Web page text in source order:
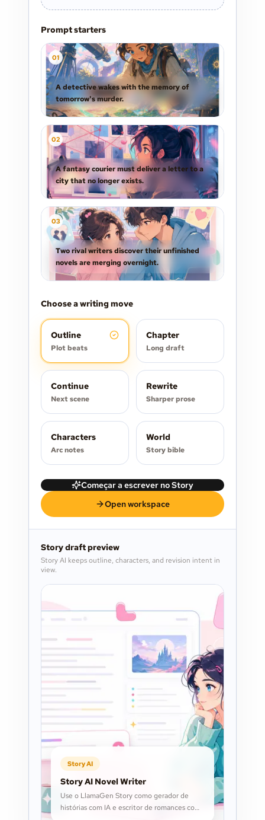
Prompt starters
01
A detective wakes with the memory of
tomorrow's murder.
02
A fantasy courier must deliver a letter to a
city that no longer exists.
03
Two rival writers discover their unfinished
novels are merging overnight.
Choose a writing move
Outline
Plot beats
Chapter
Long draft
Continue
Next scene
Rewrite
Sharper prose
Characters
Arc notes
World
Story bible
Começar a escrever no Story
Open workspace
Story draft preview
Story AI keeps outline, characters, and revision intent in
view.
Story AI
Story AI Novel Writer
Use o LlamaGen Story como gerador de
histórias com IA e escritor de romances com